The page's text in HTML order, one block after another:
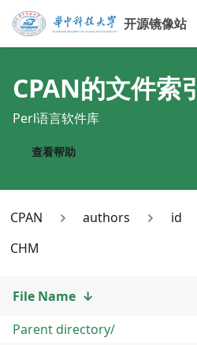
开源镜像站
CPAN的文件索
Perl语言软件库
查看帮助
CPAN authors id
CHM
File Name ↓
Parent directory/